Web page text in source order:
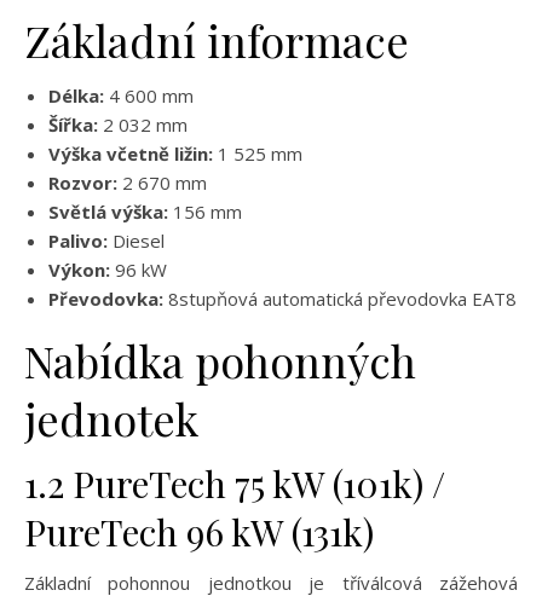
Základní informace
Délka: 4 600 mm
Šířka: 2 032 mm
Výška včetně ližin: 1 525 mm
Rozvor: 2 670 mm
Světlá výška: 156 mm
Palivo: Diesel
Výkon: 96 kW
Převodovka: 8stupňová automatická převodovka EAT8
Nabídka pohonných
jednotek
1.2 PureTech 75 kW (101k) /
PureTech 96 kW (131k)
Základní pohonnou jednotkou je tříválcová zážehová